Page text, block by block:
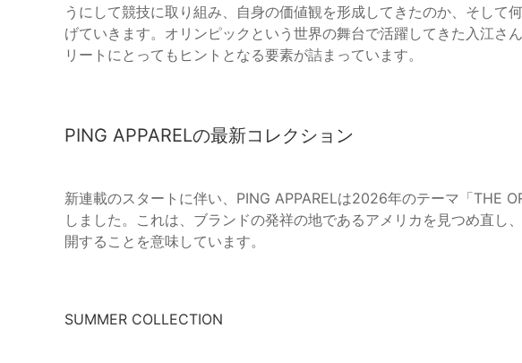
うにして競技に取り組み、自身の価値観を形成してきたのか、そして
げていきます。オリンピックという世界の舞台で活躍してきた入江さ
リートにとってもヒントとなる要素が詰まっています。
PING APPARELの最新コレクション
新連載のスタートに伴い、PING APPARELは2026年のテーマ「THE
しました。これは、ブランドの発祥の地であるアメリカを見つめ直し
開することを意味しています。
SUMMER COLLECTION